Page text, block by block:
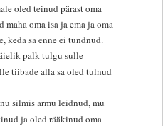
oled teinud pärast oma
maha oma isa ja ema ja oma
keda sa enne ei tundnud.
palk tulgu sulle
tiibade alla sa oled tulnud
silmis armu leidnud, mu
ja oled rääkinud oma